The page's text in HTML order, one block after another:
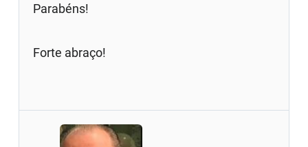
Parabéns!
Forte abraço!